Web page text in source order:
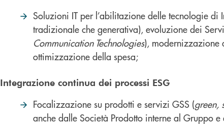
Soluzioni IT per l’abilitazione delle tecnologie di
tradizionale che generativa), evoluzione dei
Communication Technologies), modernizzazione
ottimizzazione della spesa;
Integrazione continua dei processi ESG
Focalizzazione su prodotti e servizi GSS (green,
anche dalle Società Prodotto interne al Gruppo